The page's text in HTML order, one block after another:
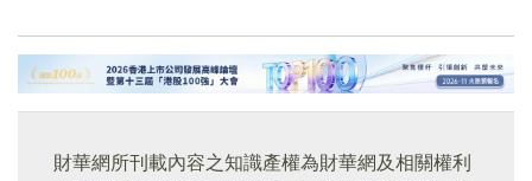
財華網所刊載內容之知識產權為財華網及相關權利